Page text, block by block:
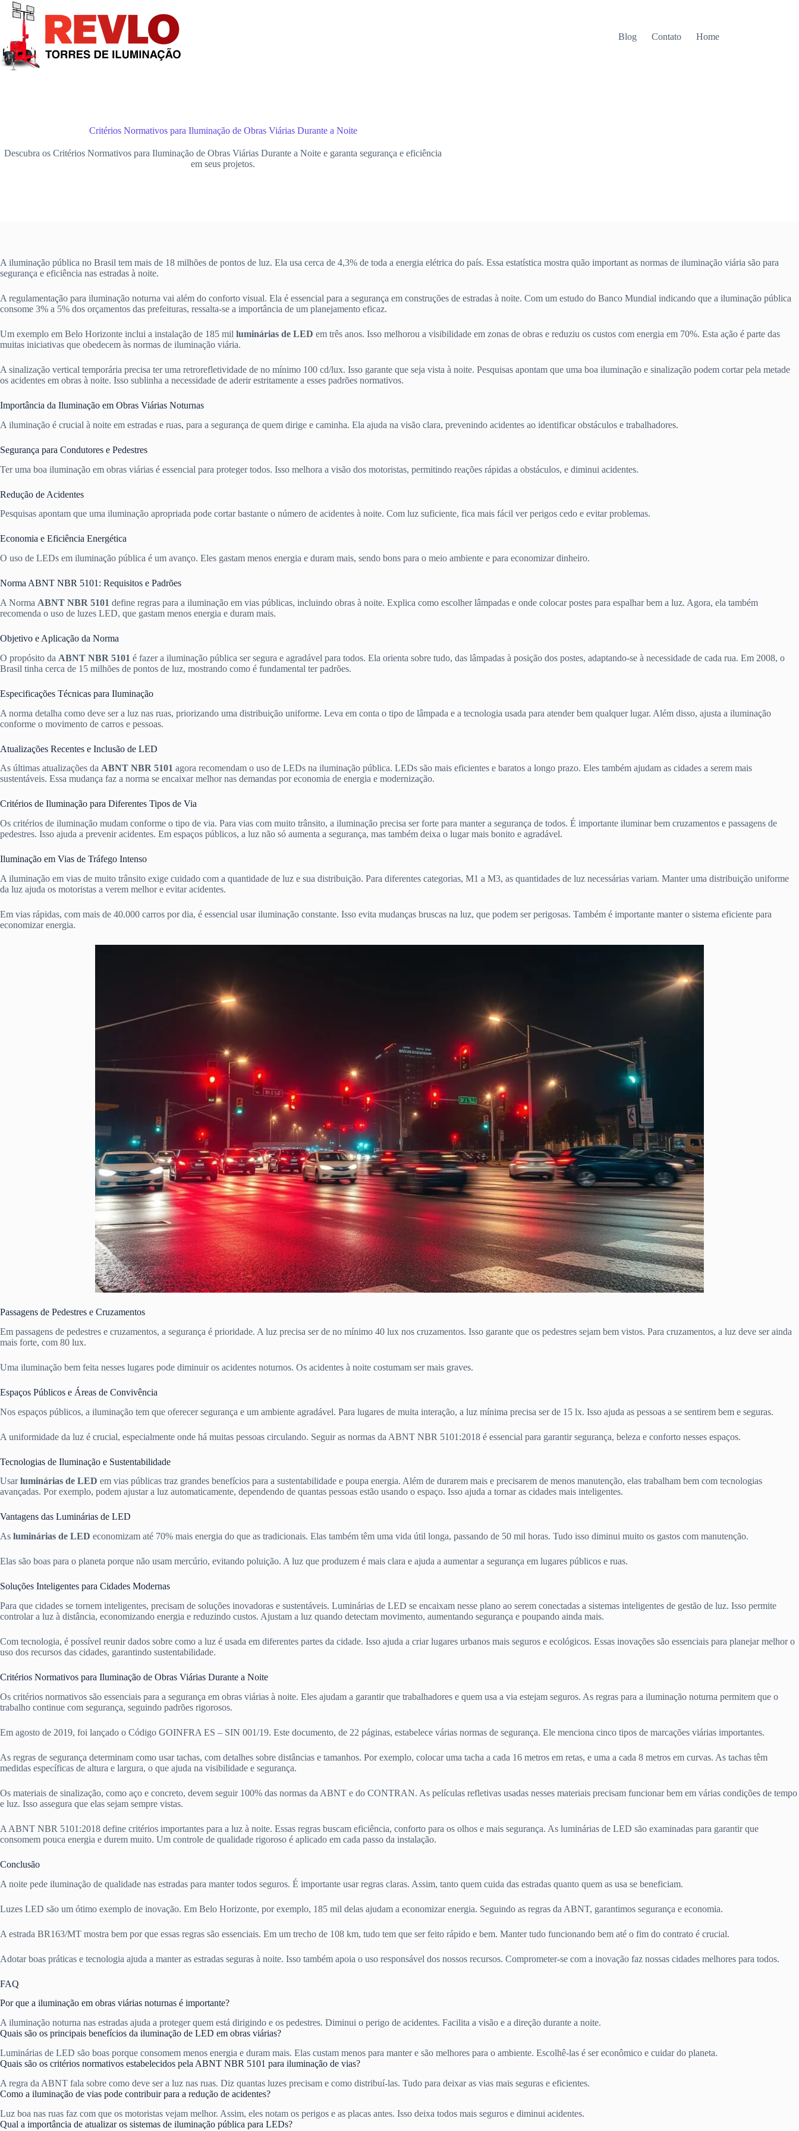
Pular
para
conteúdo
Blog Contato Home
Critérios Normativos para Iluminação de Obras Viárias Durante a Noite
Descubra os Critérios Normativos para Iluminação de Obras Viárias Durante a Noite e garanta segurança e eficiência
em seus projetos.
A iluminação pública no Brasil tem mais de 18 milhões de pontos de luz. Ela usa cerca de 4,3% de toda a energia elétrica do país. Essa estatística mostra quão important as normas de iluminação viária são para
segurança e eficiência nas estradas à noite.
A regulamentação para iluminação noturna vai além do conforto visual. Ela é essencial para a segurança em construções de estradas à noite. Com um estudo do Banco Mundial indicando que a iluminação pública
consome 3% a 5% dos orçamentos das prefeituras, ressalta-se a importância de um planejamento eficaz.
Um exemplo em Belo Horizonte inclui a instalação de 185 mil luminárias de LED em três anos. Isso melhorou a visibilidade em zonas de obras e reduziu os custos com energia em 70%. Esta ação é parte das
muitas iniciativas que obedecem às normas de iluminação viária.
A sinalização vertical temporária precisa ter uma retrorefletividade de no mínimo 100 cd/lux. Isso garante que seja vista à noite. Pesquisas apontam que uma boa iluminação e sinalização podem cortar pela metade
os acidentes em obras à noite. Isso sublinha a necessidade de aderir estritamente a esses padrões normativos.
Importância da Iluminação em Obras Viárias Noturnas
A iluminação é crucial à noite em estradas e ruas, para a segurança de quem dirige e caminha. Ela ajuda na visão clara, prevenindo acidentes ao identificar obstáculos e trabalhadores.
Segurança para Condutores e Pedestres
Ter uma boa iluminação em obras viárias é essencial para proteger todos. Isso melhora a visão dos motoristas, permitindo reações rápidas a obstáculos, e diminui acidentes.
Redução de Acidentes
Pesquisas apontam que uma iluminação apropriada pode cortar bastante o número de acidentes à noite. Com luz suficiente, fica mais fácil ver perigos cedo e evitar problemas.
Economia e Eficiência Energética
O uso de LEDs em iluminação pública é um avanço. Eles gastam menos energia e duram mais, sendo bons para o meio ambiente e para economizar dinheiro.
Norma ABNT NBR 5101: Requisitos e Padrões
A Norma ABNT NBR 5101 define regras para a iluminação em vias públicas, incluindo obras à noite. Explica como escolher lâmpadas e onde colocar postes para espalhar bem a luz. Agora, ela também
recomenda o uso de luzes LED, que gastam menos energia e duram mais.
Objetivo e Aplicação da Norma
O propósito da ABNT NBR 5101 é fazer a iluminação pública ser segura e agradável para todos. Ela orienta sobre tudo, das lâmpadas à posição dos postes, adaptando-se à necessidade de cada rua. Em 2008, o
Brasil tinha cerca de 15 milhões de pontos de luz, mostrando como é fundamental ter padrões.
Especificações Técnicas para Iluminação
A norma detalha como deve ser a luz nas ruas, priorizando uma distribuição uniforme. Leva em conta o tipo de lâmpada e a tecnologia usada para atender bem qualquer lugar. Além disso, ajusta a iluminação
conforme o movimento de carros e pessoas.
Atualizações Recentes e Inclusão de LED
As últimas atualizações da ABNT NBR 5101 agora recomendam o uso de LEDs na iluminação pública. LEDs são mais eficientes e baratos a longo prazo. Eles também ajudam as cidades a serem mais
sustentáveis. Essa mudança faz a norma se encaixar melhor nas demandas por economia de energia e modernização.
Critérios de Iluminação para Diferentes Tipos de Via
Os critérios de iluminação mudam conforme o tipo de via. Para vias com muito trânsito, a iluminação precisa ser forte para manter a segurança de todos. É importante iluminar bem cruzamentos e passagens de
pedestres. Isso ajuda a prevenir acidentes. Em espaços públicos, a luz não só aumenta a segurança, mas também deixa o lugar mais bonito e agradável.
Iluminação em Vias de Tráfego Intenso
A iluminação em vias de muito trânsito exige cuidado com a quantidade de luz e sua distribuição. Para diferentes categorias, M1 a M3, as quantidades de luz necessárias variam. Manter uma distribuição uniforme
da luz ajuda os motoristas a verem melhor e evitar acidentes.
Em vias rápidas, com mais de 40.000 carros por dia, é essencial usar iluminação constante. Isso evita mudanças bruscas na luz, que podem ser perigosas. Também é importante manter o sistema eficiente para
economizar energia.
Passagens de Pedestres e Cruzamentos
Em passagens de pedestres e cruzamentos, a segurança é prioridade. A luz precisa ser de no mínimo 40 lux nos cruzamentos. Isso garante que os pedestres sejam bem vistos. Para cruzamentos, a luz deve ser ainda
mais forte, com 80 lux.
Uma iluminação bem feita nesses lugares pode diminuir os acidentes noturnos. Os acidentes à noite costumam ser mais graves.
Espaços Públicos e Áreas de Convivência
Nos espaços públicos, a iluminação tem que oferecer segurança e um ambiente agradável. Para lugares de muita interação, a luz mínima precisa ser de 15 lx. Isso ajuda as pessoas a se sentirem bem e seguras.
A uniformidade da luz é crucial, especialmente onde há muitas pessoas circulando. Seguir as normas da ABNT NBR 5101:2018 é essencial para garantir segurança, beleza e conforto nesses espaços.
Tecnologias de Iluminação e Sustentabilidade
Usarluminárias de LED em vias públicas traz grandes benefícios para a sustentabilidade e poupa energia. Além de durarem mais e precisarem de menos manutenção, elas trabalham bem com tecnologias
avançadas. Por exemplo, podem ajustar a luz automaticamente, dependendo de quantas pessoas estão usando o espaço. Isso ajuda a tornar as cidades mais inteligentes.
Vantagens das Luminárias de LED
As luminárias de LED economizam até 70% mais energia do que as tradicionais. Elas também têm uma vida útil longa, passando de 50 mil horas. Tudo isso diminui muito os gastos com manutenção.
Elas são boas para o planeta porque não usam mercúrio, evitando poluição. A luz que produzem é mais clara e ajuda a aumentar a segurança em lugares públicos e ruas.
Soluções Inteligentes para Cidades Modernas
Para que cidades se tornem inteligentes, precisam de soluções inovadoras e sustentáveis. Luminárias de LED se encaixam nesse plano ao serem conectadas a sistemas inteligentes de gestão de luz. Isso permite
controlar a luz à distância, economizando energia e reduzindo custos. Ajustam a luz quando detectam movimento, aumentando segurança e poupando ainda mais.
Com tecnologia, é possível reunir dados sobre como a luz é usada em diferentes partes da cidade. Isso ajuda a criar lugares urbanos mais seguros e ecológicos. Essas inovações são essenciais para planejar melhor o
uso dos recursos das cidades, garantindo sustentabilidade.
Critérios Normativos para Iluminação de Obras Viárias Durante a Noite
Os critérios normativos são essenciais para a segurança em obras viárias à noite. Eles ajudam a garantir que trabalhadores e quem usa a via estejam seguros. As regras para a iluminação noturna permitem que o
trabalho continue com segurança, seguindo padrões rigorosos.
Em agosto de 2019, foi lançado o Código GOINFRA ES – SIN 001/19. Este documento, de 22 páginas, estabelece várias normas de segurança. Ele menciona cinco tipos de marcações viárias importantes.
As regras de segurança determinam como usar tachas, com detalhes sobre distâncias e tamanhos. Por exemplo, colocar uma tacha a cada 16 metros em retas, e uma a cada 8 metros em curvas. As tachas têm
medidas específicas de altura e largura, o que ajuda na visibilidade e segurança.
Os materiais de sinalização, como aço e concreto, devem seguir 100% das normas da ABNT e do CONTRAN. As películas refletivas usadas nesses materiais precisam funcionar bem em várias condições de tempo
e luz. Isso assegura que elas sejam sempre vistas.
A ABNT NBR 5101:2018 define critérios importantes para a luz à noite. Essas regras buscam eficiência, conforto para os olhos e mais segurança. As luminárias de LED são examinadas para garantir que
consomem pouca energia e durem muito. Um controle de qualidade rigoroso é aplicado em cada passo da instalação.
Conclusão
A noite pede iluminação de qualidade nas estradas para manter todos seguros. É importante usar regras claras. Assim, tanto quem cuida das estradas quanto quem as usa se beneficiam.
Luzes LED são um ótimo exemplo de inovação. Em Belo Horizonte, por exemplo, 185 mil delas ajudam a economizar energia. Seguindo as regras da ABNT, garantimos segurança e economia.
A estrada BR163/MT mostra bem por que essas regras são essenciais. Em um trecho de 108 km, tudo tem que ser feito rápido e bem. Manter tudo funcionando bem até o fim do contrato é crucial.
Adotar boas práticas e tecnologia ajuda a manter as estradas seguras à noite. Isso também apoia o uso responsável dos nossos recursos. Comprometer-se com a inovação faz nossas cidades melhores para todos.
FAQ
Por que a iluminação em obras viárias noturnas é importante?
A iluminação noturna nas estradas ajuda a proteger quem está dirigindo e os pedestres. Diminui o perigo de acidentes. Facilita a visão e a direção durante a noite.
Quais são os principais benefícios da iluminação de LED em obras viárias?
Luminárias de LED são boas porque consomem menos energia e duram mais. Elas custam menos para manter e são melhores para o ambiente. Escolhê-las é ser econômico e cuidar do planeta.
Quais são os critérios normativos estabelecidos pela ABNT NBR 5101 para iluminação de vias?
A regra da ABNT fala sobre como deve ser a luz nas ruas. Diz quantas luzes precisam e como distribuí-las. Tudo para deixar as vias mais seguras e eficientes.
Como a iluminação de vias pode contribuir para a redução de acidentes?
Luz boa nas ruas faz com que os motoristas vejam melhor. Assim, eles notam os perigos e as placas antes. Isso deixa todos mais seguros e diminui acidentes.
Qual a importância de atualizar os sistemas de iluminação pública para LEDs?